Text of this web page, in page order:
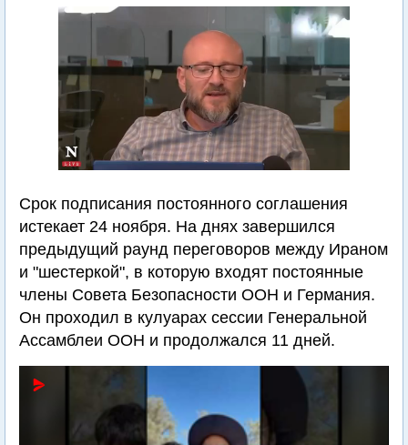
Срок подписания постоянного соглашения
истекает 24 ноября. На днях завершился
предыдущий раунд переговоров между Ираном
и "шестеркой", в которую входят постоянные
члены Совета Безопасности ООН и Германия.
Он проходил в кулуарах сессии Генеральной
Ассамблеи ООН и продолжался 11 дней.